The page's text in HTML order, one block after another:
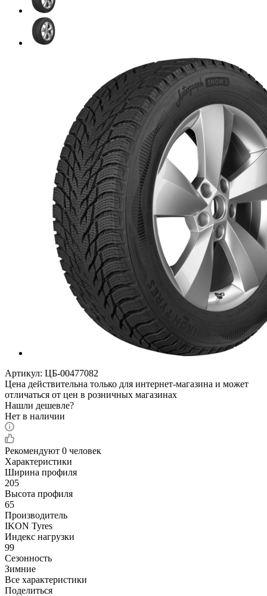
Артикул: ЦБ-00477082
Цена действительна только для интернет-магазина и может
отличаться от цен в розничных магазинах
Нашли дешевле?
Нет в наличии
Рекомендуют 0 человек
Характеристики
Ширина профиля
205
Высота профиля
65
Производитель
IKON Tyres
Индекс нагрузки
99
Сезонность
Зимние
Все характеристики
Поделиться